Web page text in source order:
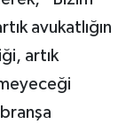
avukatlığın
artık